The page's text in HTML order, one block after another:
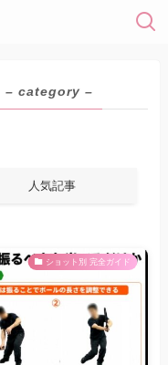
– category –
人気記事
ショット別 完全ガイド